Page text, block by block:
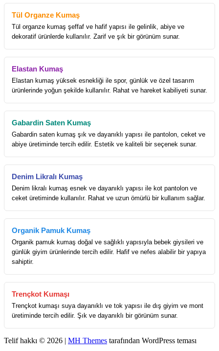
Tül Organze Kumaş
Tül organze kumaş şeffaf ve hafif yapısı ile gelinlik, abiye ve
dekoratif ürünlerde kullanılır. Zarif ve şık bir görünüm sunar.
Elastan Kumaş
Elastan kumaş yüksek esnekliği ile spor, günlük ve özel tasarım
ürünlerinde yoğun şekilde kullanılır. Rahat ve hareket kabiliyeti sunar.
Gabardin Saten Kumaş
Gabardin saten kumaş şık ve dayanıklı yapısı ile pantolon, ceket ve
abiye üretiminde tercih edilir. Estetik ve kaliteli bir seçenek sunar.
Denim Likralı Kumaş
Denim likralı kumaş esnek ve dayanıklı yapısı ile kot pantolon ve
ceket üretiminde kullanılır. Rahat ve uzun ömürlü bir kullanım sağlar.
Organik Pamuk Kumaş
Organik pamuk kumaş doğal ve sağlıklı yapısıyla bebek giysileri ve
günlük giyim ürünlerinde tercih edilir. Hafif ve nefes alabilir bir yapıya
sahiptir.
Trençkot Kumaşı
Trençkot kumaşı suya dayanıklı ve tok yapısı ile dış giyim ve mont
üretiminde tercih edilir. Şık ve dayanıklı bir görünüm sunar.
Telif hakkı © 2026 | MH Themes tarafından WordPress teması